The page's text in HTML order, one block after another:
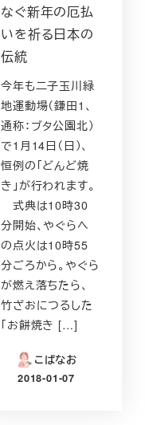
なぐ新年の厄払
いを祈る日本の
伝統
今年も二子玉川緑
地運動場（鎌田1、
通称：ブタ公園北）
で1月14日（日）、
恒例の「どんど焼
き」が行われます。
式典は10時30
分開始、やぐらへ
の点火は10時55
分ごろから。やぐら
が燃え落ちたら、
竹ざおにつるした
「お餅焼き […]
こばなお
投稿日
2018-01-07